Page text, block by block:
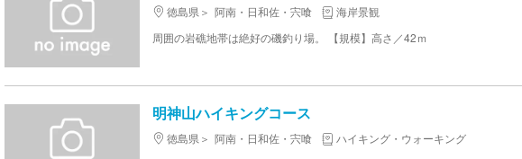
徳島県 阿南・日和佐・宍喰
海岸景観
周囲の岩礁地帯は絶好の磯釣り場。 【規模】高さ／42ｍ
明神山ハイキングコース
徳島県 阿南・日和佐・宍喰
ハイキング・ウォーキング